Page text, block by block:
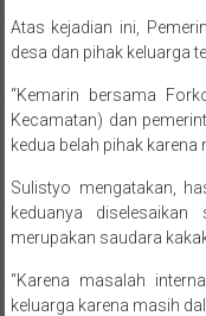
Atas kejadian ini,
desa dan pihak keluarga
“Kemarin bersama
Kecamatan) dan
kedua belah pihak karena
Sulistyo mengatakan,
keduanya
merupakan saudara
“Karena masalah
keluarga karena masih